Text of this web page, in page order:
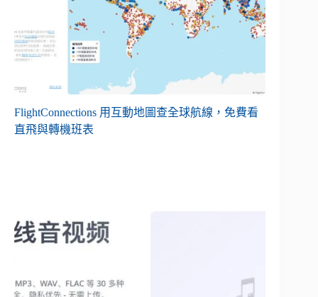
FlightConnections 用互動地圖查全球航線，免費看
直飛與轉機班表